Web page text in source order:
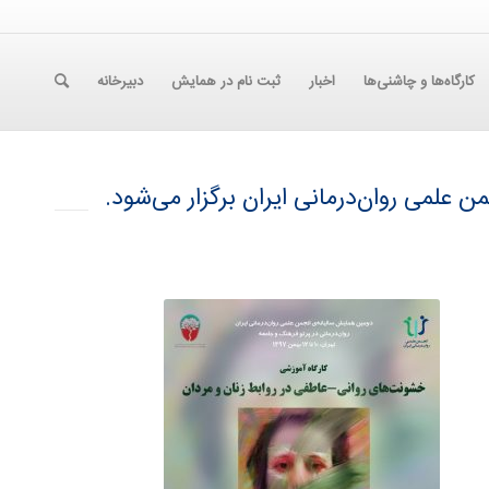
کارگاه‌ها و چاشنی‌ها اخبار ثبت نام در همایش دبیرخانه
روان‌درمانی ایران برگزار می‌شود.